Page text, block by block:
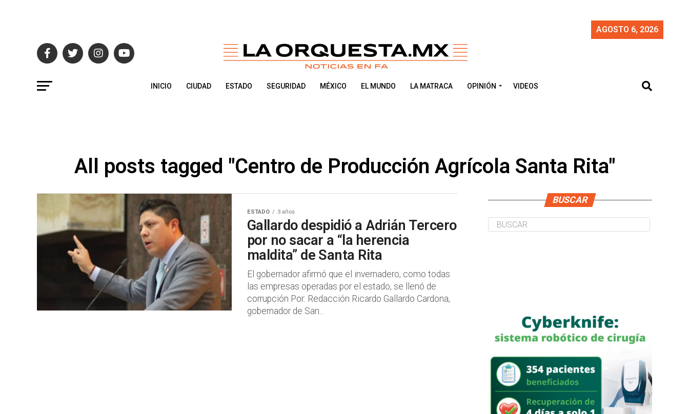
AGOSTO 6, 2026
INICIO CIUDAD ESTADO SEGURIDAD MÉXICO EL MUNDO LA MATRACA OPINIÓN VIDEOS
All posts tagged "Centro de Producción Agrícola Santa Rita"
ESTADO 3 años
Gallardo despidió a Adrián Tercero
por no sacar a “la herencia
maldita” de Santa Rita
El gobernador afirmó que el invernadero, como todas
las empresas operadas por el estado, se llenó de
corrupción Por: Redacción Ricardo Gallardo Cardona,
gobernador de San...
BUSCAR